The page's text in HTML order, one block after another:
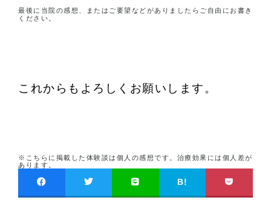
最後に当院の感想、またはご要望などがありましたらご自由にお書き
ください。
これからもよろしくお願いします。
※こちらに掲載した体験談は個人の感想です。治療効果には個人差が
あります。
B!